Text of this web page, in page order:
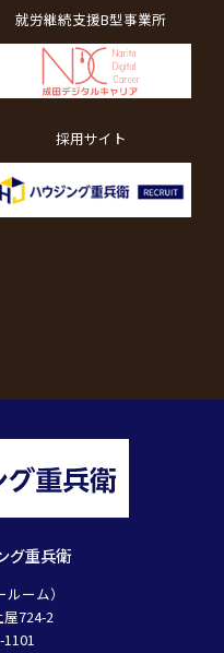
グ重兵衛
ーム）
724-2
1101
就労継続支援B型事業所
採用サイト